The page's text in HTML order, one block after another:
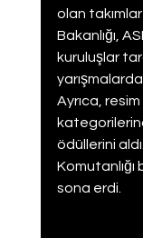
olan
Bakanlığı,
kuruluşlar
Ayrıca, resim
ödüllerini
sona erdi.